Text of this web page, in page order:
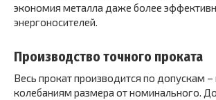
экономия металла даже более
энергоносителей.
Производство точного проката
Весь прокат производится по допускам
колебаниям размера от номинального.